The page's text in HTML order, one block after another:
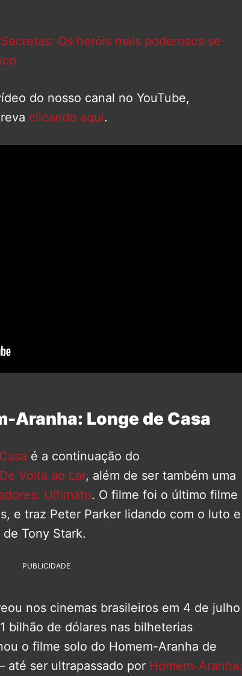
Os heróis mais poderosos se
do nosso canal no YouTube,
clicando aqui.
Aranha: Longe de Casa
é a continuação do
Volta ao Lar, além de ser também uma
Ultimato. O filme foi o último filme
e traz Peter Parker lidando com o luto e
Tony Stark.
PUBLICIDADE
nos cinemas brasileiros em 4 de julho
bilhão de dólares nas bilheterias
o filme solo do Homem-Aranha de
até ser ultrapassado por Homem-Aranha: